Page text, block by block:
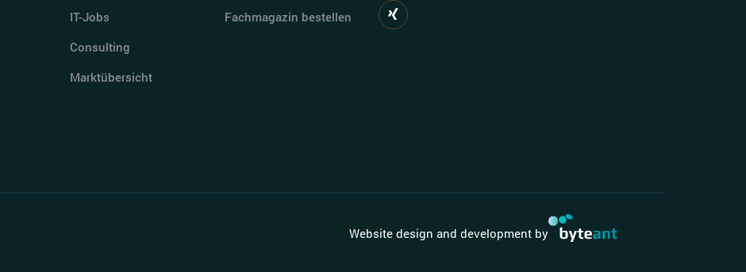
IT-Jobs
Consulting
Marktübersicht
Fachmagazin bestellen
Website design and development by